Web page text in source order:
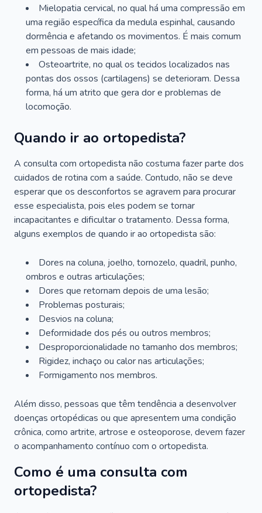
Mielopatia cervical, no qual há uma compressão em
uma região específica da medula espinhal, causando
dormência e afetando os movimentos. É mais comum
em pessoas de mais idade;
Osteoartrite, no qual os tecidos localizados nas
pontas dos ossos (cartilagens) se deterioram. Dessa
forma, há um atrito que gera dor e problemas de
locomoção.
Quando ir ao ortopedista?
A consulta com ortopedista não costuma fazer parte dos
cuidados de rotina com a saúde. Contudo, não se deve
esperar que os desconfortos se agravem para procurar
esse especialista, pois eles podem se tornar
incapacitantes e dificultar o tratamento. Dessa forma,
alguns exemplos de quando ir ao ortopedista são:
Dores na coluna, joelho, tornozelo, quadril, punho,
ombros e outras articulações;
Dores que retornam depois de uma lesão;
Problemas posturais;
Desvios na coluna;
Deformidade dos pés ou outros membros;
Desproporcionalidade no tamanho dos membros;
Rigidez, inchaço ou calor nas articulações;
Formigamento nos membros.
Além disso, pessoas que têm tendência a desenvolver
doenças ortopédicas ou que apresentem uma condição
crônica, como artrite, artrose e osteoporose, devem fazer
o acompanhamento contínuo com o ortopedista.
Como é uma consulta com
ortopedista?